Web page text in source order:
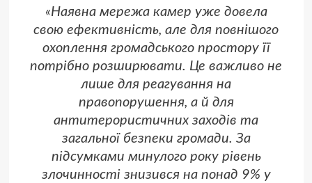
«Наявна мережа камер уже довела
свою ефективність, але для повнішого
охоплення громадського простору її
потрібно розширювати. Це важливо не
лише для реагування на
правопорушення, а й для
антитерористичних заходів та
загальної безпеки громади. За
підсумками минулого року рівень
злочинності знизився на понад 9% у